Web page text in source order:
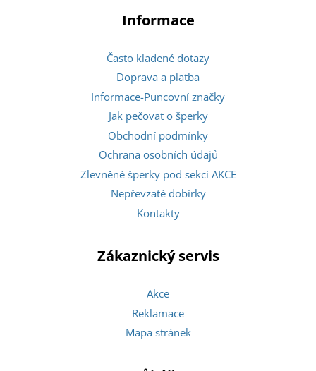
Informace
Často kladené dotazy
Doprava a platba
Informace-Puncovní značky
Jak pečovat o šperky
Obchodní podmínky
Ochrana osobních údajů
Zlevněné šperky pod sekcí AKCE
Nepřevzaté dobírky
Kontakty
Zákaznický servis
Akce
Reklamace
Mapa stránek